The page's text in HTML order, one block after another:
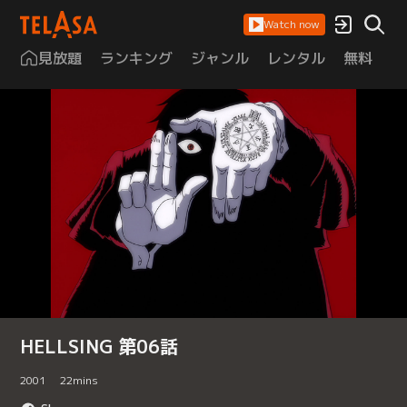
Watch now
見放題 ランキング ジャンル レンタル 無料
HELLSING 第06話
2001 22mins